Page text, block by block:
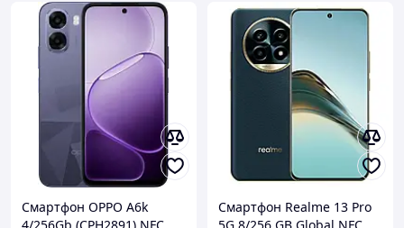
Смартфон OPPO A6k
Смартфон Realme 13 Pro